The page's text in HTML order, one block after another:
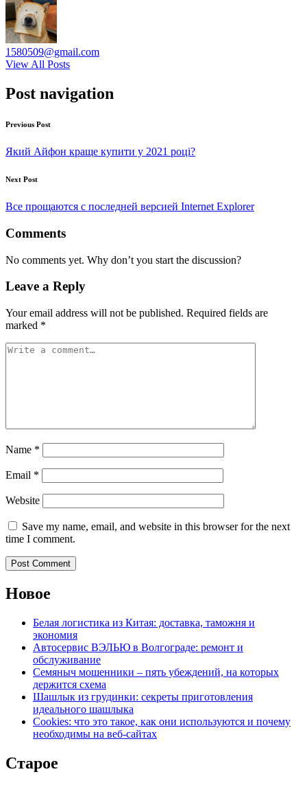
1580509@gmail.com
View All Posts
Post navigation
Previous Post
Який Айфон краще купити у 2021 році?
Next Post
Все прощаются с последней версией Internet Explorer
Comments
No comments yet. Why don’t you start the discussion?
Leave a Reply
Your email address will not be published. Required fields are
marked *
Name *
Email *
Website
Save my name, email, and website in this browser for the next
time I comment.
Новое
Белая логистика из Китая: доставка, таможня и
экономия
Автосервис ВЭЛЬЮ в Волгограде: ремонт и
обслуживание
Семяныч мошенники – пять убеждений, на которых
держится схема
Шашлык из грудинки: секреты приготовления
идеального шашлыка
Cookies: что это такое, как они используются и почему
необходимы на веб-сайтах
Старое